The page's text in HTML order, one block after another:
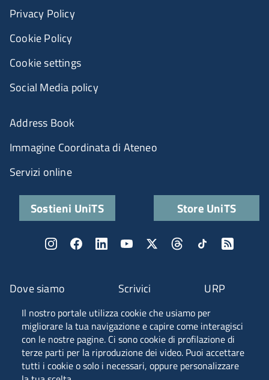
Il nostro portale utilizza cookie che usiamo per
migliorare la tua navigazione e capire come interagisci
con le nostre pagine. Ci sono cookie di profilazione di
terze parti per la riproduzione dei video. Puoi accettare
tutti i cookie o solo i necessari, oppure personalizzare
Piazzale Europa, 1 - 34127 - Trieste, Italia -
Fascia A ANVUR
Dove siamo Scrivici URP
Privacy Policy
Cookie Policy
Cookie settings
Social Media policy
Address Book
Immagine Coordinata di Ateneo
Servizi online
Sostieni UniTS Store UniTS